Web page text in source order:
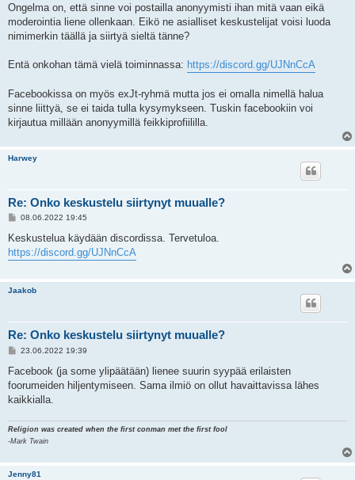
Ongelma on, että sinne voi postailla anonyymisti ihan mitä vaan eikä
moderointia liene ollenkaan. Eikö ne asialliset keskustelijat voisi luoda
nimimerkin täällä ja siirtyä sieltä tänne?
Entä onkohan tämä vielä toiminnassa: https://discord.gg/UJNnCcA
Facebookissa on myös exJt-ryhmä mutta jos ei omalla nimellä halua
sinne liittyä, se ei taida tulla kysymykseen. Tuskin facebookiin voi
kirjautua millään anonyymillä feikkiprofiililla.
Harwey
Re: Onko keskustelu siirtynyt muualle?
V
e
t
08.06.2022 19:45
Keskustelua käydään discordissa. Tervetuloa.
https://discord.gg/UJNnCcA
Jaakob
Re: Onko keskustelu siirtynyt muualle?
V
e
t
i
23.06.2022 19:39
Facebook (ja some ylipäätään) lienee suurin syypää erilaisten
foorumeiden hiljentymiseen. Sama ilmiö on ollut havaittavissa lähes
kaikkialla.
Religion was created when the first conman met the first fool
-Mark Twain
Jenny81